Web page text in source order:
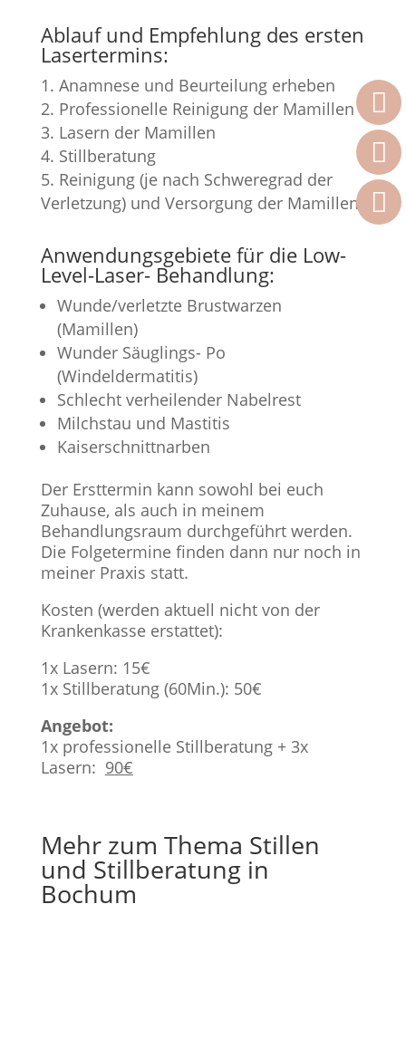
Ablauf und Empfehlung des ersten
Lasertermins:
Anamnese und Beurteilung erheben
Professionelle Reinigung der Mamillen
Lasern der Mamillen
Stillberatung
Reinigung (je nach Schweregrad der
Verletzung) und Versorgung der Mamillen
Anwendungsgebiete für die Low-
Level-Laser- Behandlung:
Wunde/verletzte Brustwarzen
(Mamillen)
Wunder Säuglings- Po
(Windeldermatitis)
Schlecht verheilender Nabelrest
Milchstau und Mastitis
Kaiserschnittnarben
Der Ersttermin kann sowohl bei euch
Zuhause, als auch in meinem
Behandlungsraum durchgeführt werden.
Die Folgetermine finden dann nur noch in
meiner Praxis statt.
Kosten (werden aktuell nicht von der
Krankenkasse erstattet):
1x Lasern: 15€
1x Stillberatung (60Min.): 50€
Angebot:
1x professionelle Stillberatung + 3x
Lasern: 90€
Mehr zum Thema Stillen
und Stillberatung in
Bochum